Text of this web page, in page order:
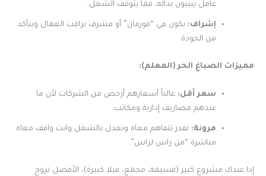
عامل يييبون بداله، فما يتوقف الشغل.
إشراف: يكون في “فورمان” أو مشرف يراقب العمال ويتأكد
من الجودة.
مميزات الصباغ الحر (المعلم):
سعر أقل: غالباً أسعارهم أرخص من الشركات لأن ما
عندهم مصاريف إدارية ومكاتب.
مرونة: تقدر تتفاهم معاه وتعدل بالشغل وانت واقف معاه
مباشرة “من راس لراس”.
إذا عندك مشروع كبير (قسيمة، مجمع، فيلا كبيرة)، الأفضل تروح